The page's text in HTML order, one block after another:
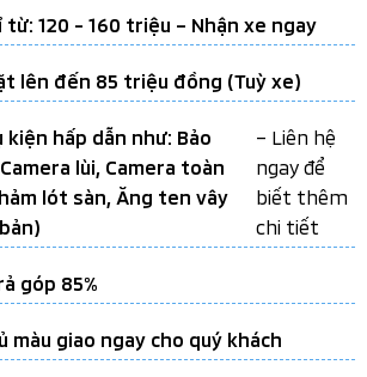
120 - 160 triệu – Nhận xe ngay
lên đến 85 triệu đồng (Tuỳ xe)
kiện hấp dẫn như: Bảo
lùi, Camera toàn
lót sàn, Ăng ten vây
– Liên hệ
ngay để
biết thêm
chi tiết
góp 85%
màu giao ngay cho quý khách